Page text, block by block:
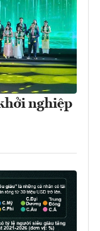
nghiệp